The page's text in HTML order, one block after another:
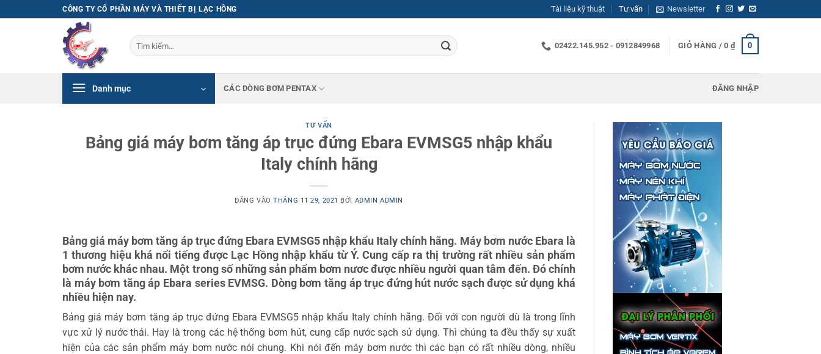
qua
CÔNG TY CỔ PHẦN MÁY VÀ THIẾT BỊ LẠC HỒNG Tài liệu kỹ thuật Tư vấn Newsletter
Tìm
kiếm:
02422.145.952 - 0912849968 GIỎ HÀNG /0 ₫ 0
Danh mục CÁC DÒNG BƠM PENTAX ĐĂNG NHẬP
TƯ VẤN
Bảng giá máy bơm tăng áp trục đứng Ebara EVMSG5 nhập khẩu
Italy chính hãng
ĐĂNG VÀOTHÁNG 11 29, 2021 BỞI ADMIN ADMIN
Bảng giá máy bơm tăng áp trục đứng Ebara EVMSG5 nhập khẩu Italy chính hãng. Máy bơm nước Ebara là
1 thương hiệu khá nổi tiếng được Lạc Hồng nhập khẩu từ Ý. Cung cấp ra thị trường rất nhiều sản phẩm
bơm nước khác nhau. Một trong số những sản phẩm bơm nươc được nhiều người quan tâm đến. Đó chính
là máy bơm tăng áp Ebara series EVMSG. Dòng bơm tăng áp trục đứng hút nước sạch được sử dụng khá
nhiều hiện nay.
Bảng giá máy bơm tăng áp trục đứng Ebara EVMSG5 nhập khẩu Italy chính hãng. Đối với con người dù là trong lĩnh
vực xử lý nước thải. Hay là trong các hệ thống bơm hút, cung cấp nước sạch sử dụng. Thì chúng ta đều thấy sự xuất
hiện của các sản phẩm máy bơm nước nói chung. Khi nói đến máy bơm nước thì các bạn có rất nhiều dòng, nhiều